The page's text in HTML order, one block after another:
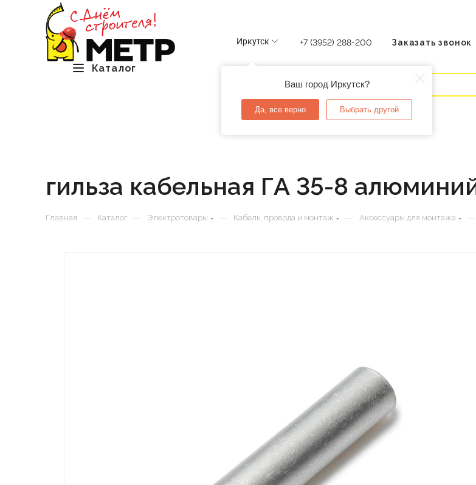
Каталог
Иркутск
Ваш город Иркутск?
Да, все верно Выбрать другой
+7 (3952) 288-200 Заказать звонок
гильза кабельная ГА 35-8
Главная — Каталог — Электротовары — Кабель, провода и монтаж — Аксессуары для монтажа —